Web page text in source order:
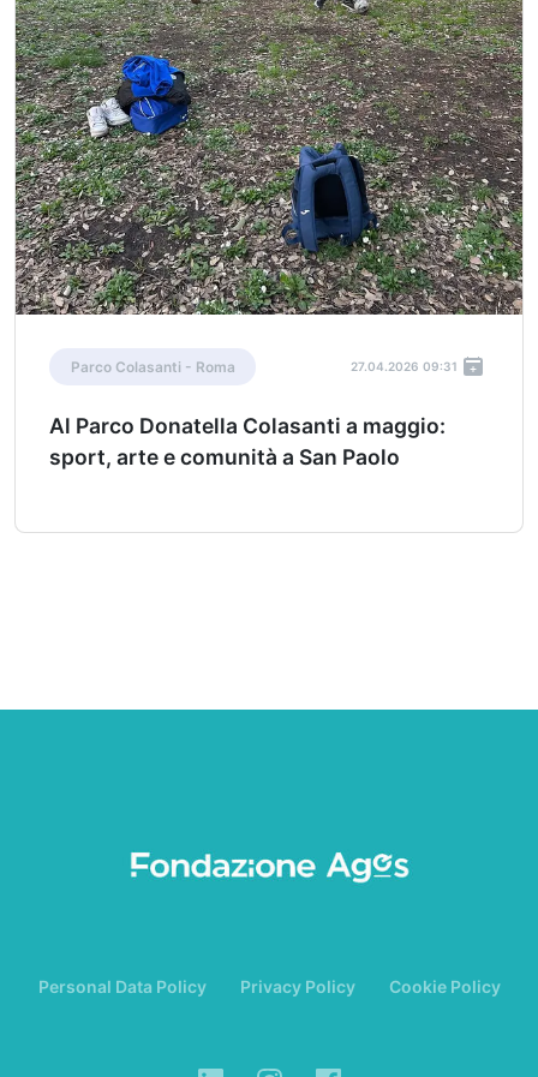
Parco Colasanti - Roma 27.04.2026 09:31
Al Parco Donatella Colasanti a maggio:
sport, arte e comunità a San Paolo
Personal Data Policy Privacy Policy Cookie Policy